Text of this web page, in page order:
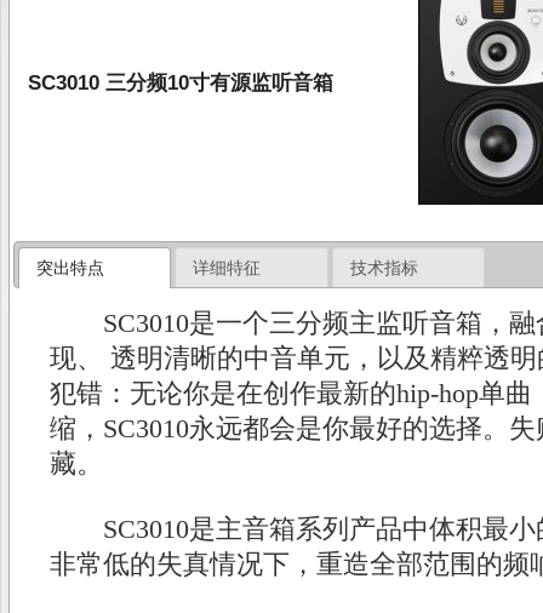
SC3010 三分频10寸有源监听音箱
突出特点 详细特征 技术指标
SC3010是一个三分频主监听音箱，融
现、 透明清晰的中音单元，以及精粹透
犯错：无论你是在创作最新的hip-hop单
缩，SC3010永远都会是你最好的选择。
藏。
SC3010是主音箱系列产品中体积最小
非常低的失真情况下，重造全部范围的频